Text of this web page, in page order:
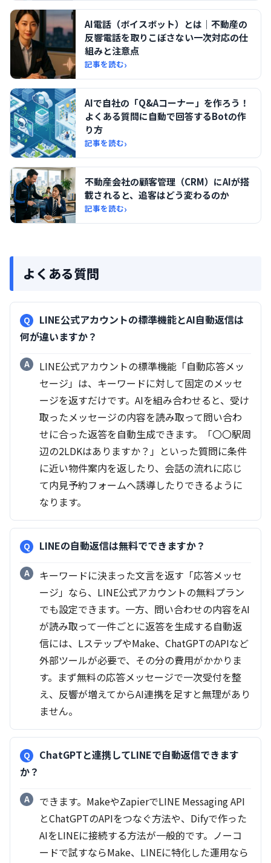
AI電話（ボイスボット）とは｜不動産の
反響電話を取りこぼさない一次対応の仕
組みと注意点
記事を読む›
AIで自社の「Q&Aコーナー」を作ろう！
よくある質問に自動で回答するBotの作
り方
記事を読む›
不動産会社の顧客管理（CRM）にAIが搭
載されると、追客はどう変わるのか
記事を読む›
よくある質問
LINE公式アカウントの標準機能とAI自動返信は
何が違いますか？
LINE公式アカウントの標準機能「自動応答メッ
セージ」は、キーワードに対して固定のメッセ
ージを返すだけです。AIを組み合わせると、受け
取ったメッセージの内容を読み取って問い合わ
せに合った返答を自動生成できます。「〇〇駅周
辺の2LDKはありますか？」といった質問に条件
に近い物件案内を返したり、会話の流れに応じ
て内見予約フォームへ誘導したりできるように
なります。
LINEの自動返信は無料でできますか？
キーワードに決まった文言を返す「応答メッセ
ージ」なら、LINE公式アカウントの無料プラン
でも設定できます。一方、問い合わせの内容をAI
が読み取って一件ごとに返答を生成する自動返
信には、LステップやMake、ChatGPTのAPIなど
外部ツールが必要で、その分の費用がかかりま
す。まず無料の応答メッセージで一次受付を整
え、反響が増えてからAI連携を足すと無理があり
ません。
ChatGPTと連携してLINEで自動返信できます
か？
できます。MakeやZapierでLINE Messaging API
とChatGPTのAPIをつなぐ方法や、Difyで作った
AIをLINEに接続する方法が一般的です。ノーコ
ードで試すならMake、LINEに特化した運用なら